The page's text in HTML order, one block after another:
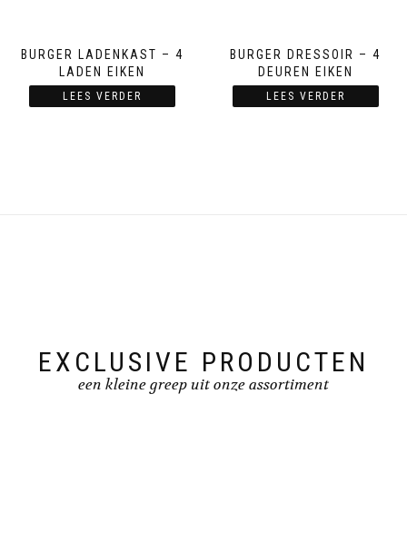
BURGER LADENKAST – 4
LADEN EIKEN
LEES VERDER
BURGER DRESSOIR – 4
DEUREN EIKEN
LEES VERDER
EXCLUSIVE PRODUCTEN
een kleine greep uit onze assortiment